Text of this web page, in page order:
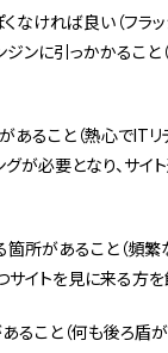
なければ良い（フラッ
ンに引っかかること
ること（熱心でIT
グが必要となり、サイ
所があること（頻
イトを見に来る方を
ること（何も後ろ盾
声